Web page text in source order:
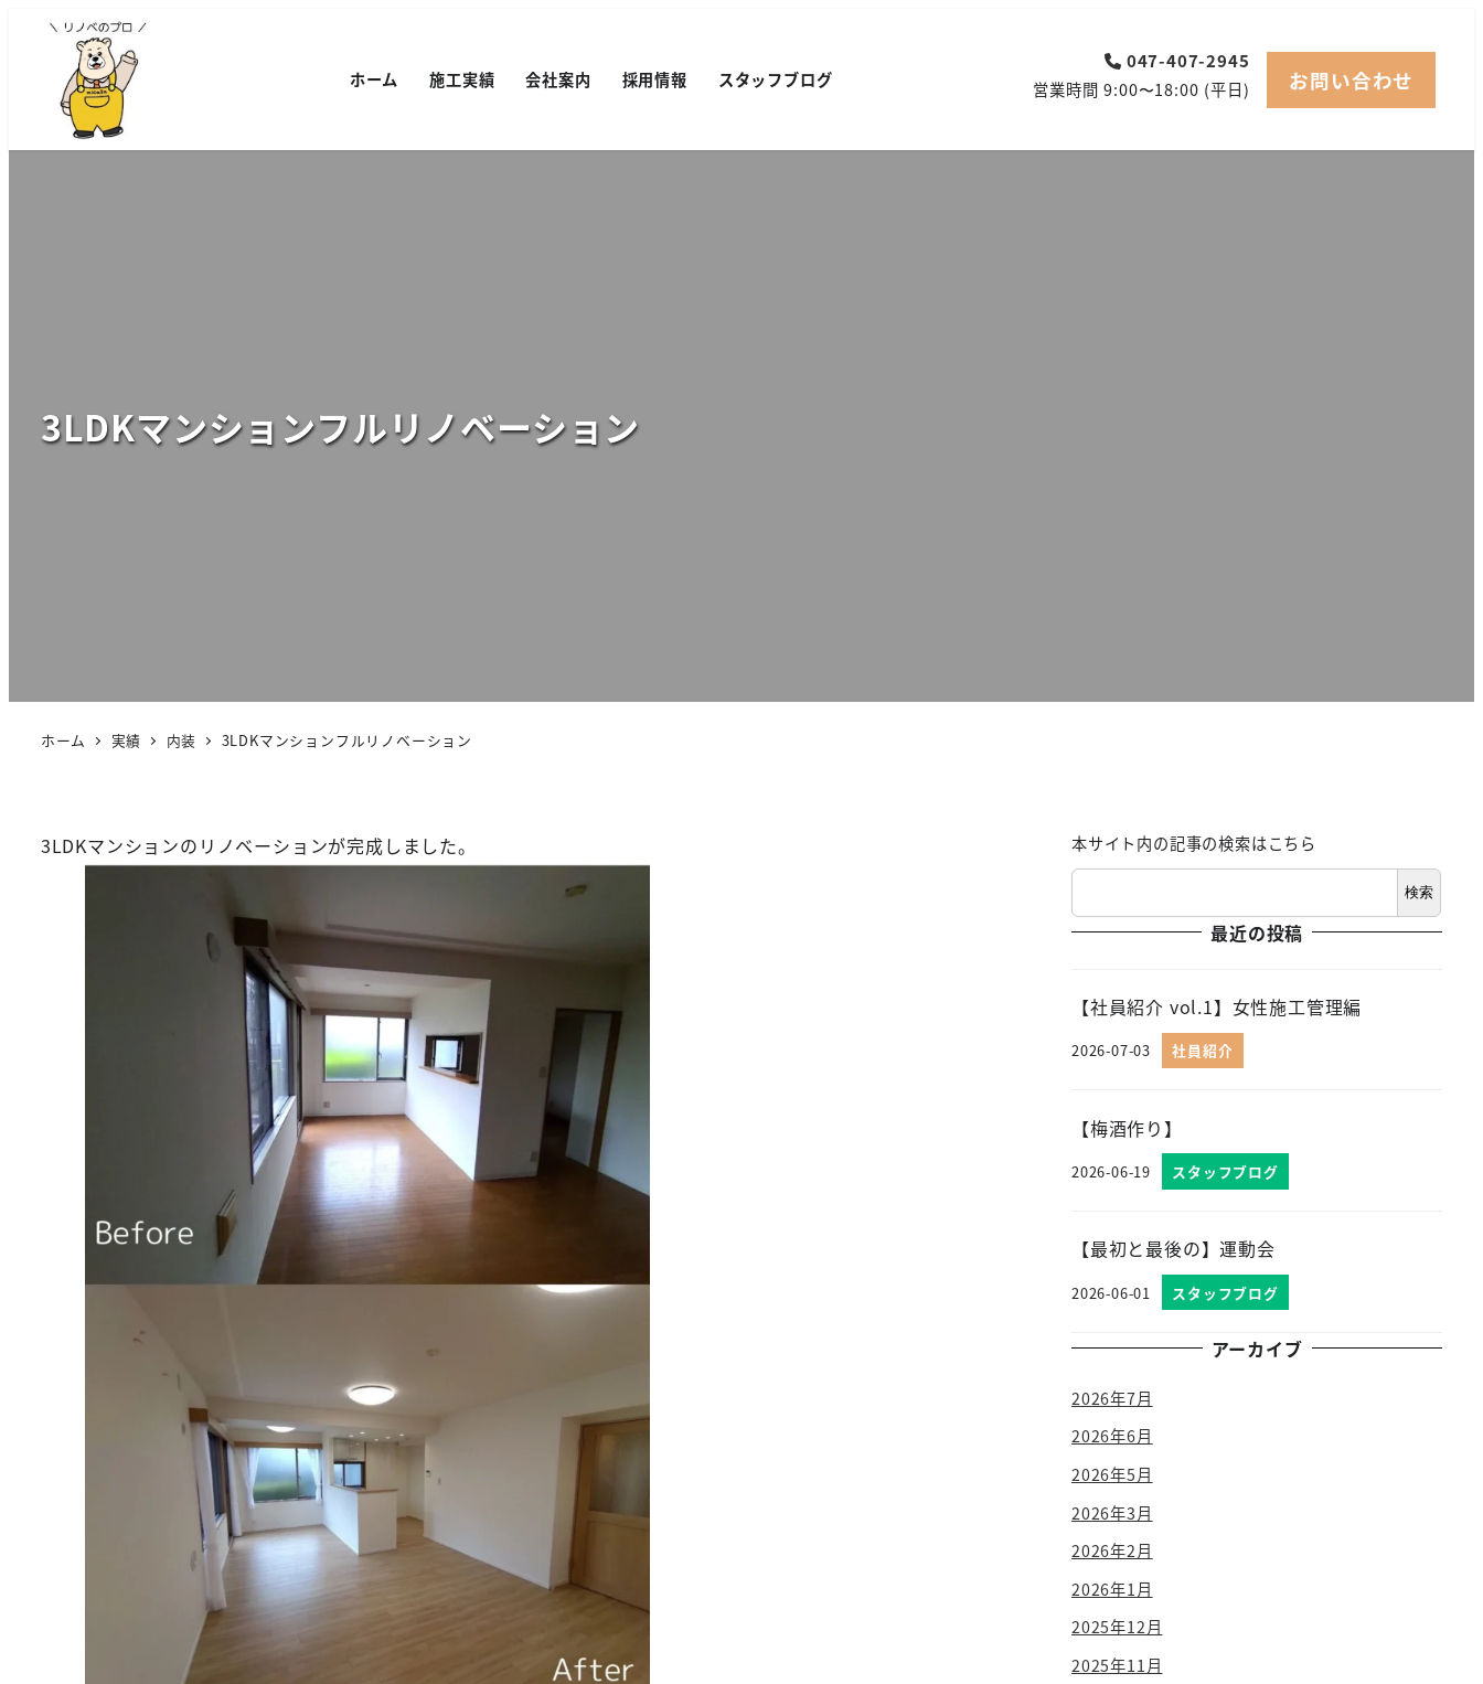
ホーム 施工実績 会社案内 採用情報 スタッフブログ
047-407-2945
営業時間 9:00〜18:00 (平日)
お問い合わせ
3LDKマンションフルリノベーション
ホーム 実績 内装 3LDKマンションフルリノベーション
3LDKマンションのリノベーションが完成しました。 本サイト内の記事の検索はこちら
検索
最近の投稿
【社員紹介 vol.1】女性施工管理編
投稿日
2026-07-03 社員紹介
【梅酒作り】
投稿日
2026-06-19 スタッフブログ
【最初と最後の】運動会
投稿日
2026-06-01 スタッフブログ
アーカイブ
2026年7月
2026年6月
2026年5月
2026年3月
2026年2月
2026年1月
2025年12月
2025年11月